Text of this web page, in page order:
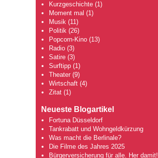
Kurzgeschichte(1)
Moment mal (1)
Musik(11)
Politik(26)
Popcorn-Kino(13)
Radio(3)
Satire(3)
Surftipp(1)
Theater(9)
Wirtschaft(4)
Zitat(1)
Neueste Blogartikel
Fortuna Düsseldorf
Tankrabatt und Wohngeldkürzung
Was macht die Berlinale?
Die Filme des Jahres 2025
Bürgerversicherung für alle. Her damit!